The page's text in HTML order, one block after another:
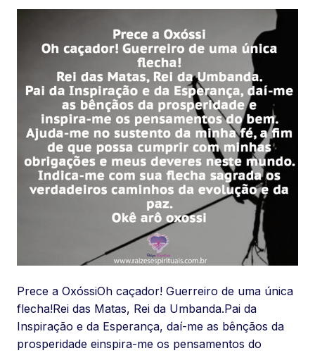
Prece a OxóssiOh caçador! Guerreiro de uma única
flecha!Rei das Matas, Rei da Umbanda.Pai da
Inspiração e da Esperança, daí-me as bênçãos da
prosperidade einspira-me os pensamentos do